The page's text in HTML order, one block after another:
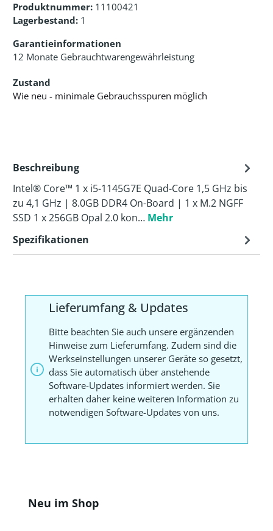
Produktnummer: 11100421
Lagerbestand: 1
Garantieinformationen
12 Monate Gebrauchtwarengewährleistung
Zustand
Wie neu - minimale Gebrauchsspuren möglich
Beschreibung
Intel® Core™ 1 x i5-1145G7E Quad-Core 1,5 GHz bis
zu 4,1 GHz | 8.0GB DDR4 On-Board | 1 x M.2 NGFF
SSD 1 x 256GB Opal 2.0 kon… Mehr
Spezifikationen
Lieferumfang & Updates
Bitte beachten Sie auch unsere ergänzenden
Hinweise zum Lieferumfang. Zudem sind die
Werkseinstellungen unserer Geräte so gesetzt,
dass Sie automatisch über anstehende
Software-Updates informiert werden. Sie
erhalten daher keine weiteren Information zu
notwendigen Software-Updates von uns.
Produktgalerie überspringen
Neu im Shop